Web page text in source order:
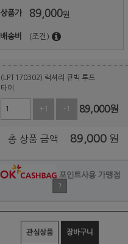
상품가 89,000원
배송비 (조건)
(LPT170302) 럭셔리 큐빅 루프
타이
+1 -1 89,000원
총 상품 금액 89,000 원
포인트사용 가맹점
?
관심상품 장바구니